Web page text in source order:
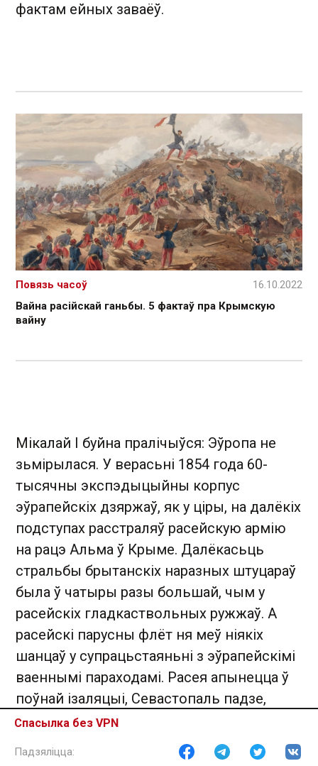
фактам ейных заваёў.
Вайна расійскай ганьбы. 5 фактаў пра Крымскую
вайну
Повязь часоў 16.10.2022
Мікалай І буйна пралічыўся: Эўропа не
зьмірылася. У верасьні 1854 года 60-
тысячны экспэдыцыйны корпус
эўрапейскіх дзяржаў, як у ціры, на далёкіх
подступах расстраляў расейскую армію
на рацэ Альма ў Крыме. Далёкасьць
стральбы брытанскіх наразных штуцараў
была ў чатыры разы большай, чым у
расейскіх гладкаствольных ружжаў. А
расейскі парусны флёт ня меў ніякіх
шанцаў у супрацьстаяньні з эўрапейскімі
ваеннымі параходамі. Расея апынецца ў
поўнай ізаляцыі, Севастопаль падзе,
Крымская вайна будзе прайграна, хоць
сам Мікалай І цалкам выпіць гэтую
ганьбу не пасьпее: памрэ ва ўзросьце 59
Спасылка без VPN